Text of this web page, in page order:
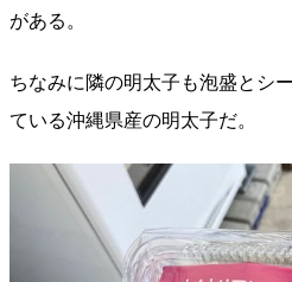
がある。
ちなみに隣の明太子も泡盛とシ
ている沖縄県産の明太子だ。